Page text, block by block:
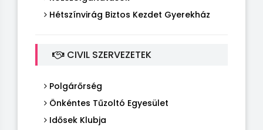
Hétszínvirág Biztos Kezdet Gyerekház
CIVIL SZERVEZETEK
Polgárőrség
Önkéntes Tűzoltó Egyesület
Idősek Klubja